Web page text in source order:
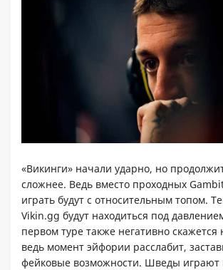
«Викинги» начали ударно, но
сложнее. Ведь вместо проходных
играть будут с относительным топом.
Vikin.gg будут находиться под
первом туре также негативно скажется
ведь момент эйфории расслабит,
фейковые возможности. Шведы играют